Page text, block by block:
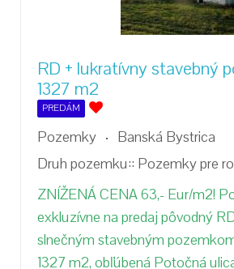
RD + lukratívny stavebný
1327 m2
PREDÁM
Pozemky
Banská Bystrica
Druh pozemku:: Pozemky pre
ZNÍŽENÁ CENA 63,- Eur/m2!
exkluzívne na predaj pôvodný
slnečným stavebným
1327 m2, obľúbená Potočná